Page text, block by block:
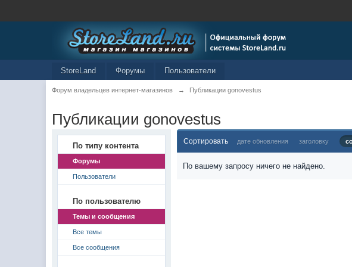
StoreLand Форумы Пользователи
Форум владельцев интернет-магазинов → Публикации gonovestus
Публикации gonovestus
По типу контента
Форумы
Пользователи
По пользователю
Темы и сообщения
Все темы
Все сообщения
Сортировать дате обновления заголовку
По вашему запросу ничего не найдено.